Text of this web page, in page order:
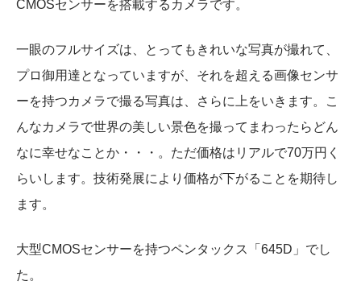
CMOSセンサーを搭載するカメラです。
一眼のフルサイズは、とってもきれいな写真が撮れて、
プロ御用達となっていますが、それを超える画像センサ
ーを持つカメラで撮る写真は、さらに上をいきます。こ
んなカメラで世界の美しい景色を撮ってまわったらどん
なに幸せなことか・・・。ただ価格はリアルで70万円く
らいします。技術発展により価格が下がることを期待し
ます。
大型CMOSセンサーを持つペンタックス「645D」でし
た。